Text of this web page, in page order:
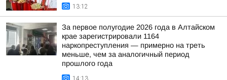
13:12
За первое полугодие 2026 года в Алтайском
крае зарегистрировали 1164
наркопреступления — примерно на треть
меньше, чем за аналогичный период
прошлого года
14:13